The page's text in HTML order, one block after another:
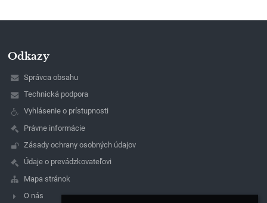
Odkazy
Správca obsahu
Technická podpora
Vyhlásenie o prístupnosti
Právne informácie
Zásady ochrany osobných údajov
Údaje o prevádzkovateľovi
Mapa stránok
O nás